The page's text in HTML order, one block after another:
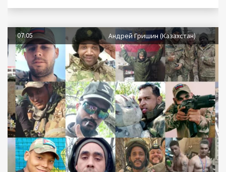
07.05 Андрей Гришин (Казахстан)